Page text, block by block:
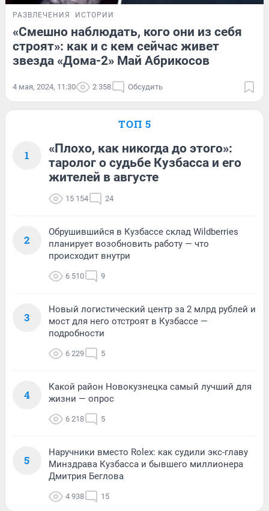
РАЗВЛЕЧЕНИЯ ИСТОРИИ
«Смешно наблюдать, кого они из себя
строят»: как и с кем сейчас живет
звезда «Дома-2» Май Абрикосов
4 мая, 2024, 11:30 2 358 Обсудить
ТОП 5
1
«Плохо, как никогда до этого»:
таролог о судьбе Кузбасса и его
жителей в августе
15 154 24
2
Обрушившийся в Кузбассе склад Wildberries
планирует возобновить работу — что
происходит внутри
6 510 9
3
Новый логистический центр за 2 млрд рублей и
мост для него отстроят в Кузбассе —
подробности
6 229 5
4
Какой район Новокузнецка самый лучший для
жизни — опрос
6 218 5
5
Наручники вместо Rolex: как судили экс-главу
Минздрава Кузбасса и бывшего миллионера
Дмитрия Беглова
4 938 15